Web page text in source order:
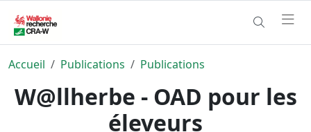
Accueil Publications Publications
W@llherbe - OAD pour les
éleveurs